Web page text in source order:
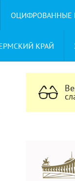
ОЦИФРОВАННЫЕ
КРАЙ